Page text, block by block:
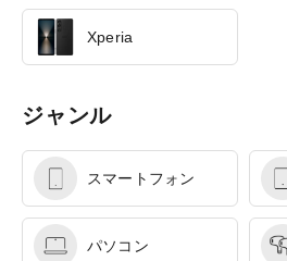
Xperia
ジャンル
スマートフォン
パソコン